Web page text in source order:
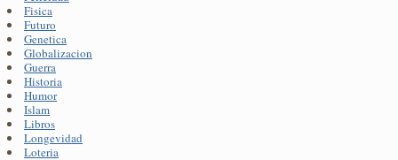
Fisica
Futuro
Genetica
Globalizacion
Guerra
Historia
Humor
Islam
Libros
Longevidad
Loteria